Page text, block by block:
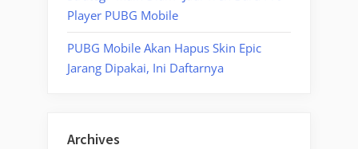
Player PUBG Mobile
PUBG Mobile Akan Hapus Skin Epic
Jarang Dipakai, Ini Daftarnya
Archives